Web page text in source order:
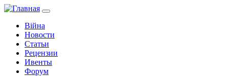
Війна
Новости
Статьи
Рецензии
Ивенты
Форум